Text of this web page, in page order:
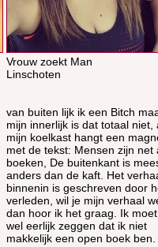
Vrouw zoekt Man
Linschoten
van buiten lijk ik een Bitch
mijn innerlijk is dat totaal niet,
mijn koelkast hangt een
met de tekst: Mensen zijn net
boeken, De buitenkant is
anders dan de kaft. Het
binnenin is geschreven door
verleden, wil je mijn verhaal
dan hoor ik het graag. Ik
wel eerlijk zeggen dat ik niet
makkelijk een open boek ben.